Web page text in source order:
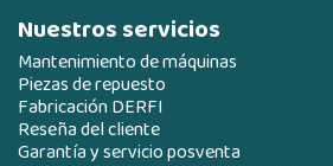
Nuestros servicios
Mantenimiento de máquinas
Piezas de repuesto
Fabricación DERFI
Reseña del cliente
Garantía y servicio posventa